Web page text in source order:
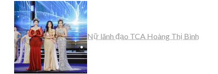
Nữ lãnh đạo TCA Hoàng Thị Bình